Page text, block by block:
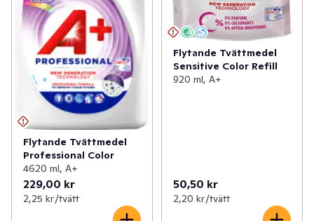
Flytande Tvättmedel
Professional Color
4620 ml, A+
229,00 kr
2,25 kr /tvätt
Flytande Tvättmedel
Sensitive Color Refill
920 ml, A+
50,50 kr
2,20 kr /tvätt